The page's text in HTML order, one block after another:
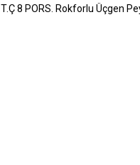
T.Ç 8 PORS. Rokforlu Üçgen